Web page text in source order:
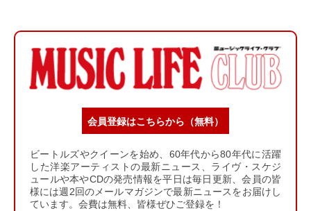
会員登録はこちらから（無料）
ビートルズやクイーンを始め、60年代から80年代に活躍
した洋楽アーティストの最新ニュース、ライヴ・スケジ
ュールや本やCDの発売情報を平日は毎日更新、会員の皆
様には週2回のメールマガジンで最新ニュースをお届けし
ています。会費は無料、皆様ぜひご登録を！